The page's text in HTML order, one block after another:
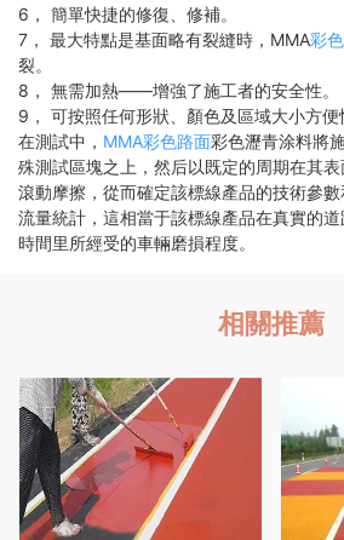
6， 簡單快捷的修復、修補。
7， 最大特點是基面略有裂縫時，MMA彩
裂。
8， 無需加熱——增強了施工者的安全性。
9， 可按照任何形狀、顏色及區域大小方便
在測試中， MMA彩色路面彩色瀝青涂料將
殊測試區塊之上，然后以既定的周期在其
滾動摩擦，從而確定該標線產品的技術參
流量統計，這相當于該標線產品在真實的
時間里所經受的車輛磨損程度。
相關推薦